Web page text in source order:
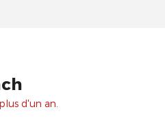
d'un an.